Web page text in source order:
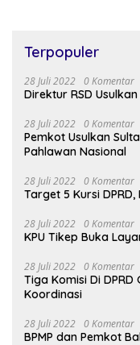
Terpopuler
28 Juli 2022 0 Komentar
Direktur RSD
28 Juli 2022 0 Komentar
Pemkot Usulkan
Pahlawan Nasional
28 Juli 2022 0 Komentar
Target 5 Kursi
28 Juli 2022 0 Komentar
KPU Tikep Buka
28 Juli 2022 0 Komentar
Tiga Komisi Di
Koordinasi
28 Juli 2022 0 Komentar
BPMP dan Pemkot